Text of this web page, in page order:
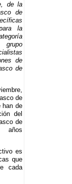
de la
de
la
grupo
de
de
de
han de
del
de
es
que
cada